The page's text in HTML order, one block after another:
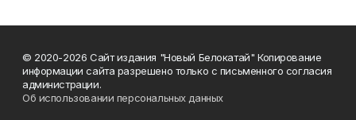
© 2020-2026 Сайт издания "Новый Белокатай" Копирование
информации сайта разрешено только с письменного согласия
администрации.
Об использовании персональных данных